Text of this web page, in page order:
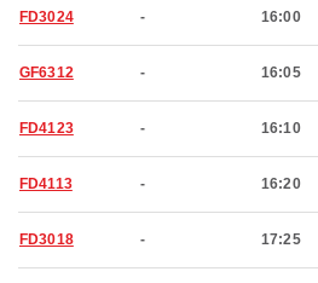
FD3024 - 16:00
GF6312 - 16:05
FD4123 - 16:10
FD4113 - 16:20
FD3018 - 17:25